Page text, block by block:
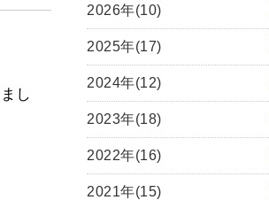
し
2026年(10)
2025年(17)
2024年(12)
2023年(18)
2022年(16)
2021年(15)